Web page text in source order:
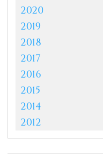
2020
2019
2018
2017
2016
2015
2014
2012